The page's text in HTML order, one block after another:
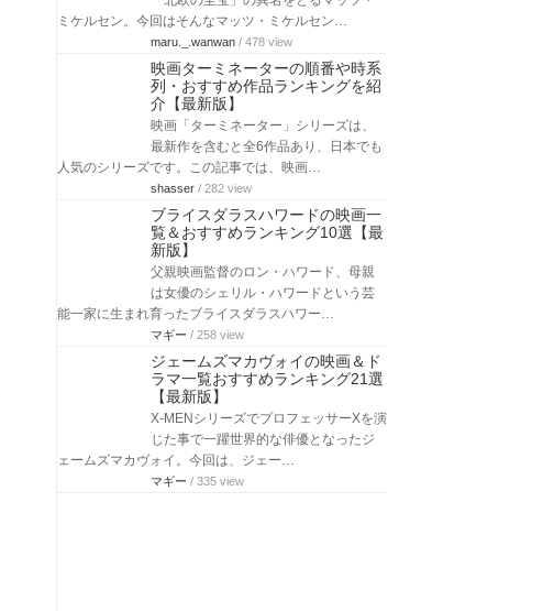
ミケルセン。今回はそんなマッツ・ミケルセン…
maru._.wanwan / 478 view
映画ターミネーターの順番や時系
列・おすすめ作品ランキングを紹
介【最新版】
映画「ターミネーター」シリーズは、
最新作を含むと全6作品あり、日本でも
人気のシリーズです。この記事では、映画…
shasser / 282 view
ブライスダラスハワードの映画一
覧＆おすすめランキング10選【最
新版】
父親映画監督のロン・ハワード、母親
は女優のシェリル・ハワードという芸
能一家に生まれ育ったブライスダラスハワー…
マギー / 258 view
ジェームズマカヴォイの映画＆ド
ラマ一覧おすすめランキング21選
【最新版】
X-MENシリーズでプロフェッサーXを演
じた事で一躍世界的な俳優となったジ
ェームズマカヴォイ。今回は、ジェー…
マギー / 335 view